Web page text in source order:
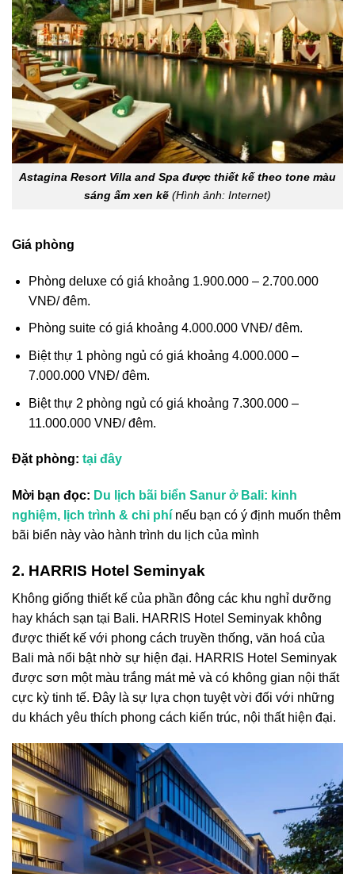
Astagina Resort Villa and Spa được thiết kế theo tone màu
sáng ấm xen kẽ (Hình ảnh: Internet)
Giá phòng
Phòng deluxe có giá khoảng 1.900.000 – 2.700.000
VNĐ/ đêm.
Phòng suite có giá khoảng 4.000.000 VNĐ/ đêm.
Biệt thự 1 phòng ngủ có giá khoảng 4.000.000 –
7.000.000 VNĐ/ đêm.
Biệt thự 2 phòng ngủ có giá khoảng 7.300.000 –
11.000.000 VNĐ/ đêm.
Đặt phòng: tại đây
Mời bạn đọc: Du lịch bãi biển Sanur ở Bali: kinh
nghiệm, lịch trình & chi phí nếu bạn có ý định muốn thêm
bãi biển này vào hành trình du lịch của mình
2. HARRIS Hotel Seminyak
Không giống thiết kế của phần đông các khu nghỉ dưỡng
hay khách sạn tại Bali. HARRIS Hotel Seminyak không
được thiết kế với phong cách truyền thống, văn hoá của
Bali mà nổi bật nhờ sự hiện đại. HARRIS Hotel Seminyak
được sơn một màu trắng mát mẻ và có không gian nội thất
cực kỳ tinh tế. Đây là sự lựa chọn tuyệt vời đối với những
du khách yêu thích phong cách kiến trúc, nội thất hiện đại.